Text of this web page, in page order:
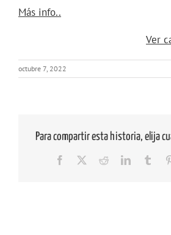
Más info..
Ver
octubre 7, 2022
Para compartir esta historia, elija
Facebook RedditLinkedIn